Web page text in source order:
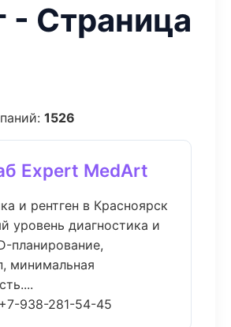
- Страница
1526
Expert MedArt
и рентген в Красноярск
уровень диагностика и
планирование,
минимальная
+7-938-281-54-45